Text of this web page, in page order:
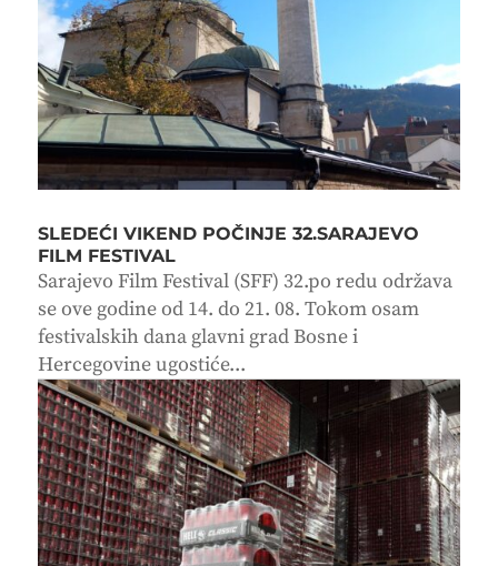
SLEDEĆI VIKEND POČINJE 32.SARAJEVO
FILM FESTIVAL
Sarajevo Film Festival (SFF) 32.po redu održava
se ove godine od 14. do 21. 08. Tokom osam
festivalskih dana glavni grad Bosne i
Hercegovine ugostiće...